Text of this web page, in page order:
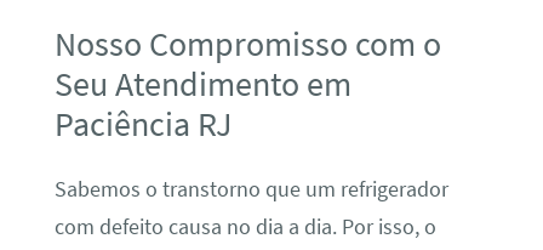
Nosso Compromisso com o
Seu Atendimento em
Paciência RJ
Sabemos o transtorno que um refrigerador
com defeito causa no dia a dia. Por isso, o